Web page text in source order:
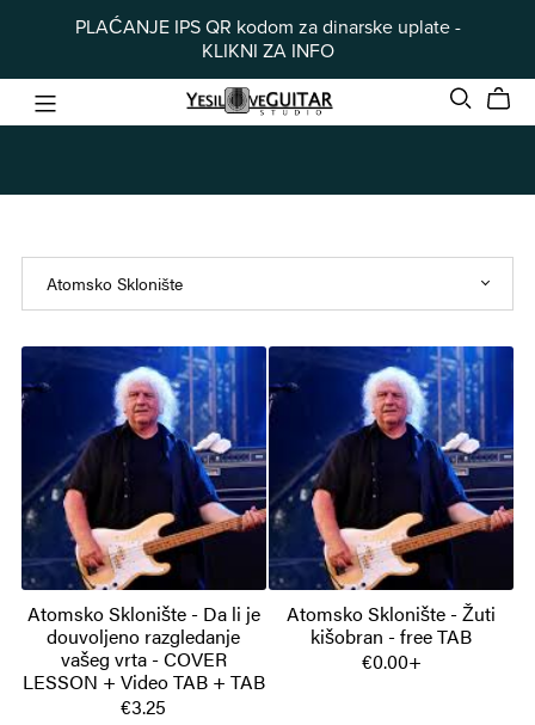
PLAĆANJE IPS QR kodom za dinarske uplate -
KLIKNI ZA INFO
Atomsko Sklonište - Da li je
douvoljeno razgledanje
vašeg vrta - COVER
LESSON + Video TAB + TAB
€3.25
Atomsko Sklonište - Žuti
kišobran - free TAB
€0.00+